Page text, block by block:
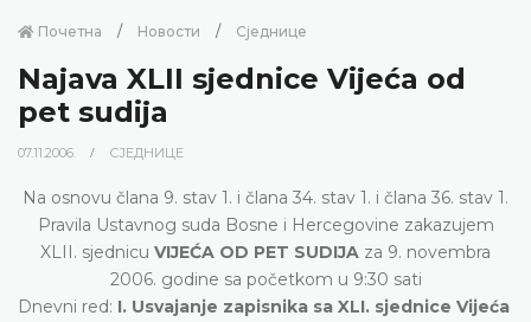
Почетна Новости Сједнице
Najava XLII sjednice Vijeća od
pet sudija
07.11.2006. СЈЕДНИЦЕ
Na osnovu člana 9. stav 1. i člana 34. stav 1. i člana 36. stav 1.
Pravila Ustavnog suda Bosne i Hercegovine zakazujem
XLII. sjednicu VIJEĆA OD PET SUDIJA za 9. novembra
2006. godine sa početkom u 9:30 sati
Dnevni red: I. Usvajanje zapisnika sa XLI. sjednice Vijeća